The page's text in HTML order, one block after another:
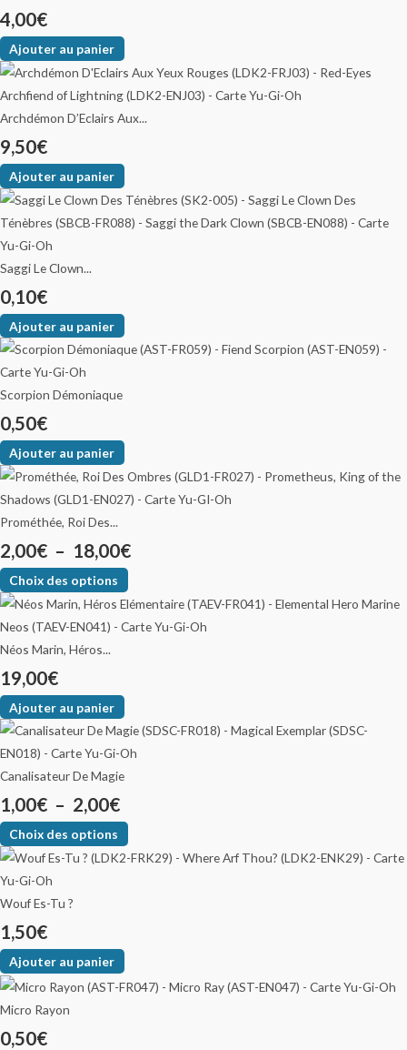
4,00€
Ajouter au panier
Archdémon D’Eclairs Aux...
9,50€
Ajouter au panier
Saggi Le Clown...
0,10€
Ajouter au panier
Scorpion Démoniaque
0,50€
Ajouter au panier
Prométhée, Roi Des...
2,00€ – 18,00€
Choix des options
Néos Marin, Héros...
19,00€
Ajouter au panier
Canalisateur De Magie
1,00€ – 2,00€
Choix des options
Wouf Es-Tu ?
1,50€
Ajouter au panier
Micro Rayon
0,50€